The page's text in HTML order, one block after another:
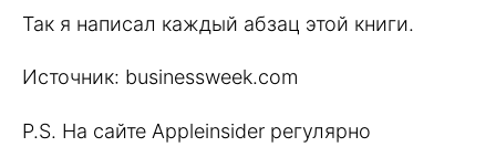
Так я написал каждый абзац этой книги.
Источник: businessweek.com
P.S. На сайте Appleinsider регулярно